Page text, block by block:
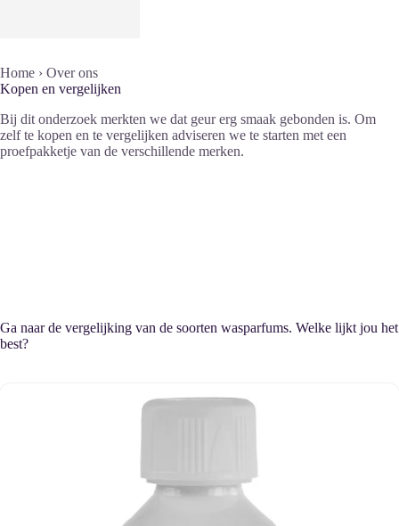
Home › Over ons
Kopen en vergelijken
Bij dit onderzoek merkten we dat geur erg smaak gebonden is. Om
zelf te kopen en te vergelijken adviseren we te starten met een
proefpakketje van de verschillende merken.
Ga naar de vergelijking van de soorten wasparfums. Welke lijkt jou het
best?